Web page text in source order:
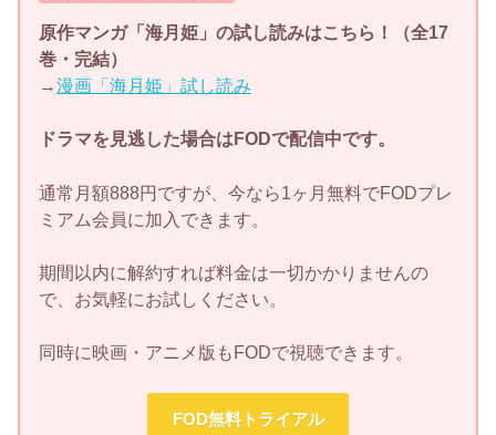
原作マンガ「海月姫」の試し読みはこちら！（全17
巻・完結）
→漫画「海月姫」試し読み
ドラマを見逃した場合はFODで配信中です。
通常月額888円ですが、今なら1ヶ月無料でFODプレ
ミアム会員に加入できます。
期間以内に解約すれば料金は一切かかりませんの
で、お気軽にお試しください。
同時に映画・アニメ版もFODで視聴できます。
FOD無料トライアル